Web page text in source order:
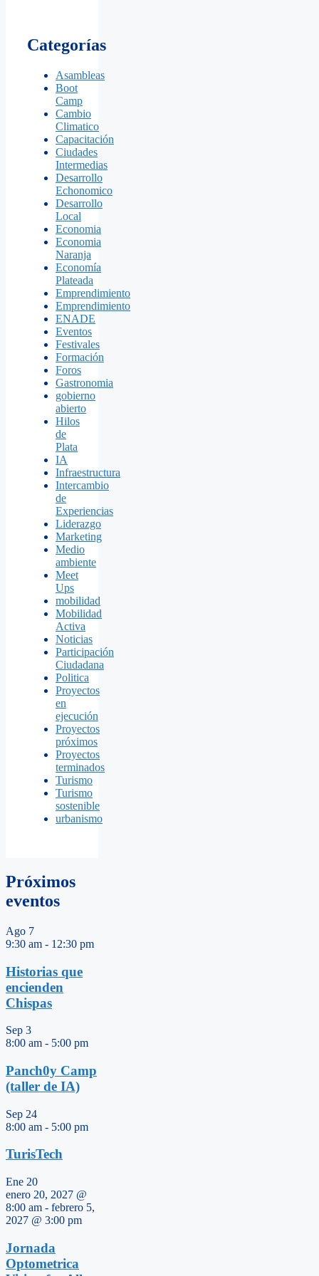
Categorías
Asambleas
Boot
Camp
Cambio
Climatico
Capacitación
Ciudades
Intermedias
Desarrollo
Echonomico
Desarrollo
Local
Economia
Economia
Naranja
Economía
Plateada
Emprendimiento
Emprendimiento
ENADE
Eventos
Festivales
Formación
Foros
Gastronomia
gobierno
abierto
Hilos
de
Plata
IA
Infraestructura
Intercambio
de
Experiencias
Liderazgo
Marketing
Medio
ambiente
Meet
Ups
mobilidad
Mobilidad
Activa
Noticias
Participación
Ciudadana
Politica
Proyectos
en
ejecución
Proyectos
próximos
Proyectos
terminados
Turismo
Turismo
sostenible
urbanismo
Próximos
eventos
Ago 7
9:30 am - 12:30 pm
Historias que
encienden
Chispas
Sep 3
8:00 am - 5:00 pm
Panch0y Camp
(taller de IA)
Sep 24
8:00 am - 5:00 pm
TurisTech
Ene 20
enero 20, 2027 @
8:00 am - febrero 5,
2027 @ 3:00 pm
Jornada
Optometrica